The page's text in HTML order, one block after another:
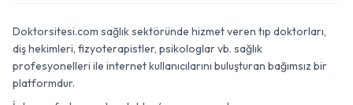
Doktorsitesi.com sağlık sektöründe hizmet veren tıp doktorları,
diş hekimleri, fizyoterapistler, psikologlar vb. sağlık
profesyonelleri ile internet kullanıcılarını buluşturan bağımsız bir
platformdur.